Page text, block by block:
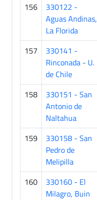
156
330122 -
Aguas Andinas,
La Florida
157
330141 -
Rinconada - U.
de Chile
158
330151 - San
Antonio de
Naltahua
159
330158 - San
Pedro de
Melipilla
160
330160 - El
Milagro, Buin